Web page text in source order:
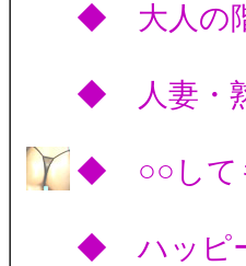
◆ 大
◆ 人
◆ ○○し
◆ ハッ